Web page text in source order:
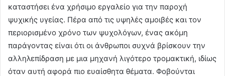
καταστήσει ένα χρήσιμο εργαλείο για την παροχή
ψυχικής υγείας. Πέρα από τις υψηλές αμοιβές και τον
περιορισμένο χρόνο των ψυχολόγων, ένας ακόμη
παράγοντας είναι ότι οι άνθρωποι συχνά βρίσκουν την
αλληλεπίδραση με μια μηχανή λιγότερο τρομακτική, ιδίως
όταν αυτή αφορά πιο ευαίσθητα θέματα. Φοβούνται